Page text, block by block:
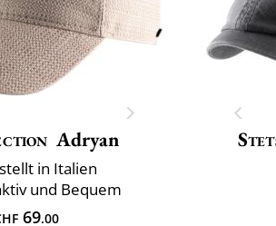
Adryan
in Italien
und Bequem
69.00